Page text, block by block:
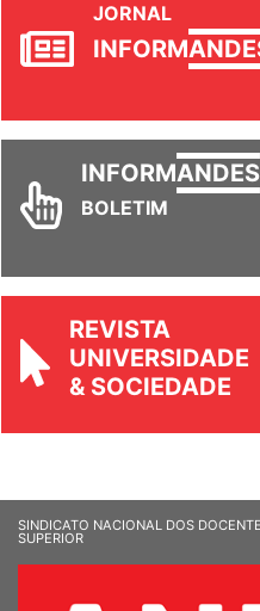
JORNAL
INFORM
INFORMANDES
BOLETIM
REVISTA
UNIVERSIDADE
& SOCIEDADE
SINDICATO NACIONAL DOS
SUPERIOR